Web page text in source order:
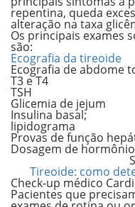
repentina, queda
alteração na taxa
Os principais exames
são:
Ecografia da tireoide
Ecografia de abdome
T3 e T4
TSH
Glicemia de jejum
Insulina basal;
lipidograma
Provas de função
Dosagem de
Tireoide: como
Check-up médico
Pacientes que